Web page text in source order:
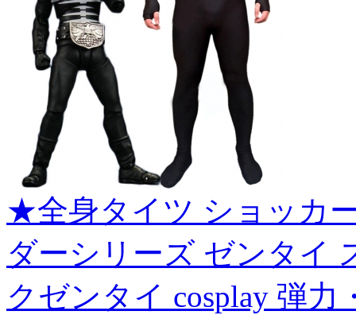
★全身タイツ ショッカ
ダーシリーズ ゼンタイ
クゼンタイ cosplay 弾